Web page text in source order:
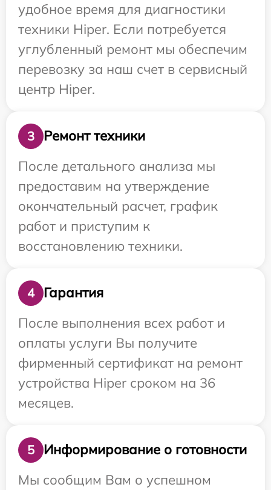
удобное время для диагностики
техники Hiper. Если потребуется
углубленный ремонт мы обеспечим
перевозку за наш счет в сервисный
центр Hiper.
3
Ремонт техники
После детального анализа мы
предоставим на утверждение
окончательный расчет, график
работ и приступим к
восстановлению техники.
4
Гарантия
После выполнения всех работ и
оплаты услуги Вы получите
фирменный сертификат на ремонт
устройства Hiper сроком на 36
месяцев.
5
Информирование о готовности
Мы сообщим Вам о успешном